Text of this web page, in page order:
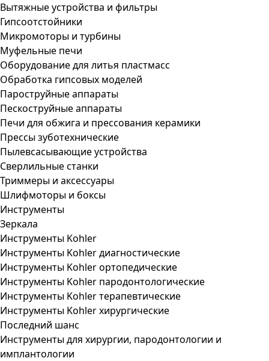
Вытяжные устройства и фильтры
Гипсоотстойники
Микромоторы и турбины
Муфельные печи
Оборудование для литья пластмасс
Обработка гипсовых моделей
Пароструйные аппараты
Пескоструйные аппараты
Печи для обжига и прессования керамики
Прессы зуботехнические
Пылевсасывающие устройства
Сверлильные станки
Триммеры и аксессуары
Шлифмоторы и боксы
Инструменты
Зеркала
Инструменты Kohler
Инструменты Kohler диагностические
Инструменты Kohler ортопедические
Инструменты Kohler пародонтологические
Инструменты Kohler терапевтические
Инструменты Kohler хирургические
Последний шанс
Инструменты для хирургии, пародонтологии и
имплантологии